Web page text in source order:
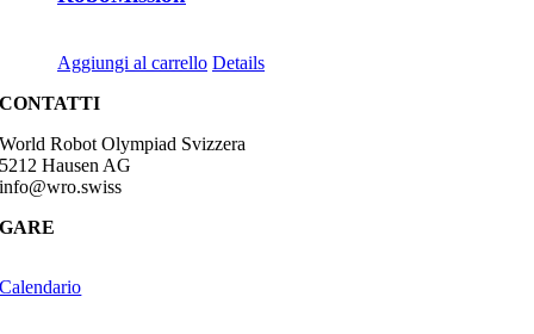
Aggiungi al carrello Details
CONTATTI
World Robot Olympiad Svizzera
5212 Hausen AG
info@wro.swiss
GARE
Calendario